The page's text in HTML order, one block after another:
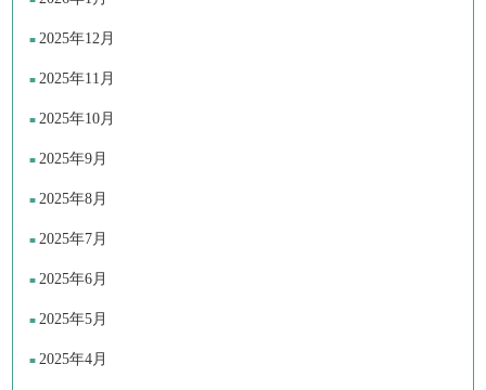
2025年12月
2025年11月
2025年10月
2025年9月
2025年8月
2025年7月
2025年6月
2025年5月
2025年4月